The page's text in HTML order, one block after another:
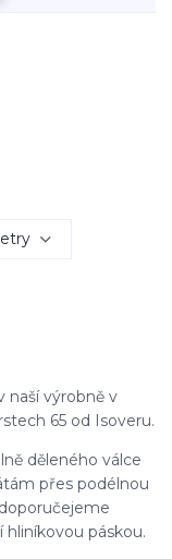
naší výrobně v
65 od Isoveru.
děleného válce
přes podélnou
páskou.